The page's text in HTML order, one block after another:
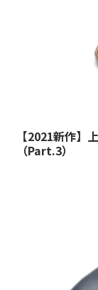
【2021新作】
（Part.3）